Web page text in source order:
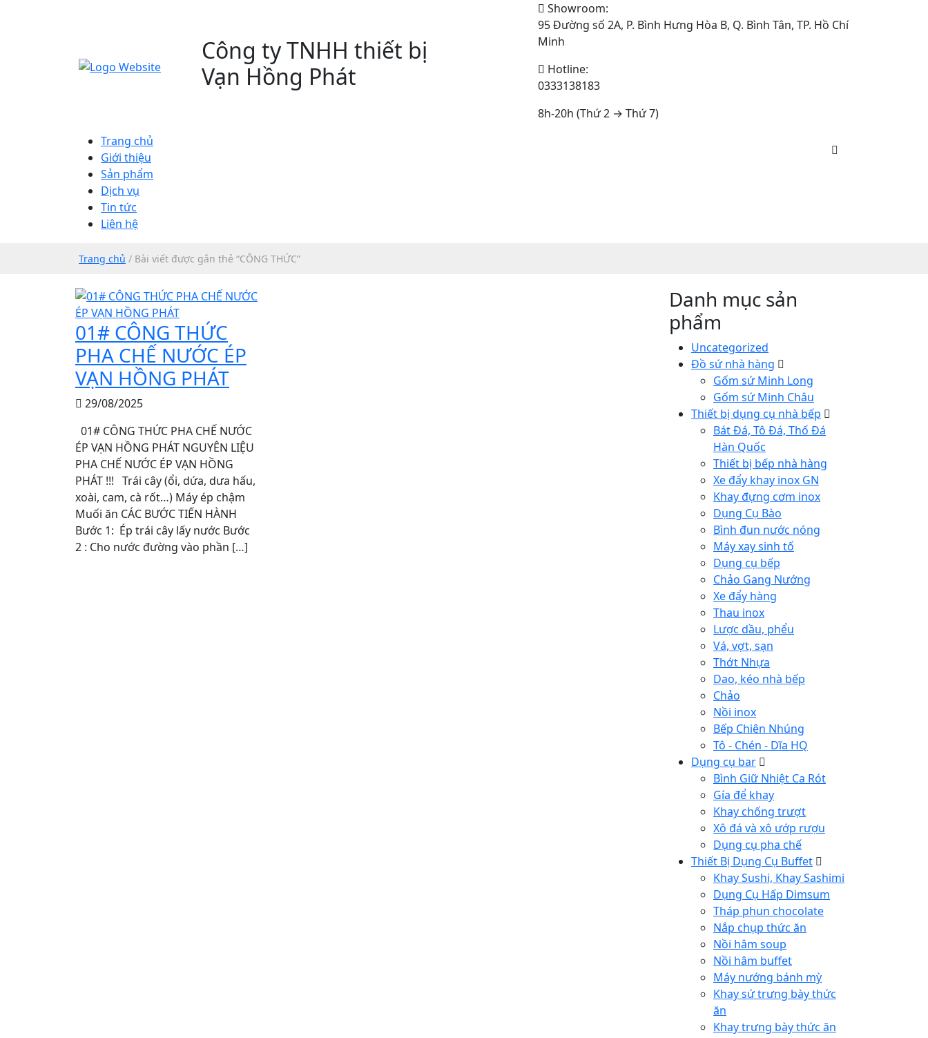
Công ty TNHH thiết bị
Vạn Hồng Phát
Showroom:
95 Đường số 2A, P. Bình Hưng Hòa B, Q. Bình Tân, TP. Hồ Chí
Minh
Hotline:
0333138183
8h-20h (Thứ 2 → Thứ 7)
Trang chủ
Giới thiệu
Sản phẩm
Dịch vụ
Tin tức
Liên hệ
Trang chủ / Bài viết được gắn thẻ “CÔNG THỨC”
01# CÔNG THỨC
PHA CHẾ NƯỚC ÉP
VẠN HỒNG PHÁT
29/08/2025
01# CÔNG THỨC PHA CHẾ NƯỚC
ÉP VẠN HỒNG PHÁT NGUYÊN LIỆU
PHA CHẾ NƯỚC ÉP VẠN HỒNG
PHÁT !!! Trái cây (ổi, dứa, dưa hấu,
xoài, cam, cà rốt…) Máy ép chậm
Muối ăn CÁC BƯỚC TIẾN HÀNH
Bước 1: Ép trái cây lấy nước Bước
2 : Cho nước đường vào phần […]
Danh mục sản
phẩm
Uncategorized
Đồ sứ nhà hàng
Gốm sứ Minh Long
Gốm sứ Minh Châu
Thiết bị dụng cụ nhà bếp
Bát Đá, Tô Đá, Thố Đá
Hàn Quốc
Thiết bị bếp nhà hàng
Xe đẩy khay inox GN
Khay đựng cơm inox
Dụng Cụ Bào
Bình đun nước nóng
Máy xay sinh tố
Dụng cụ bếp
Chảo Gang Nướng
Xe đẩy hàng
Thau inox
Lược dầu, phểu
Vá, vợt, sạn
Thớt Nhựa
Dao, kéo nhà bếp
Chảo
Nồi inox
Bếp Chiên Nhúng
Tô - Chén - Dĩa HQ
Dụng cụ bar
Bình Giữ Nhiệt Ca Rót
Gía để khay
Khay chống trượt
Xô đá và xô ướp rượu
Dụng cụ pha chế
Thiết Bị Dụng Cụ Buffet
Khay Sushi, Khay Sashimi
Dụng Cụ Hấp Dimsum
Tháp phun chocolate
Nắp chụp thức ăn
Nồi hâm soup
Nồi hâm buffet
Máy nướng bánh mỳ
Khay sứ trưng bày thức
ăn
Khay trưng bày thức ăn